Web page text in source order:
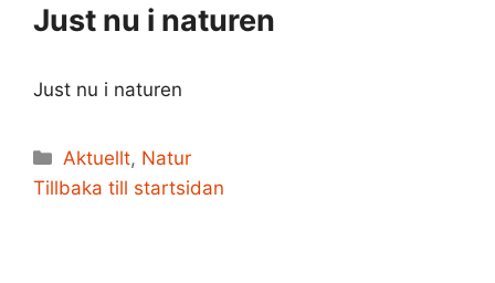
Just nu i naturen
Just nu i naturen
Kategorier
Aktuellt, Natur
Tillbaka till startsidan